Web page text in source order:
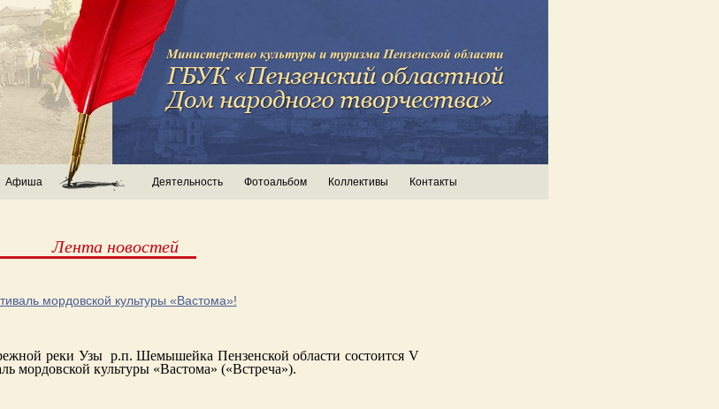
Афиша Деятельность Фотоальбом Коллективы Контакты
Лента новостей
мордовской культуры «Вастома»!
реки Узы р.п. Шемышейка Пензенской области состоится V
мордовской культуры «Вастома» («Встреча»).